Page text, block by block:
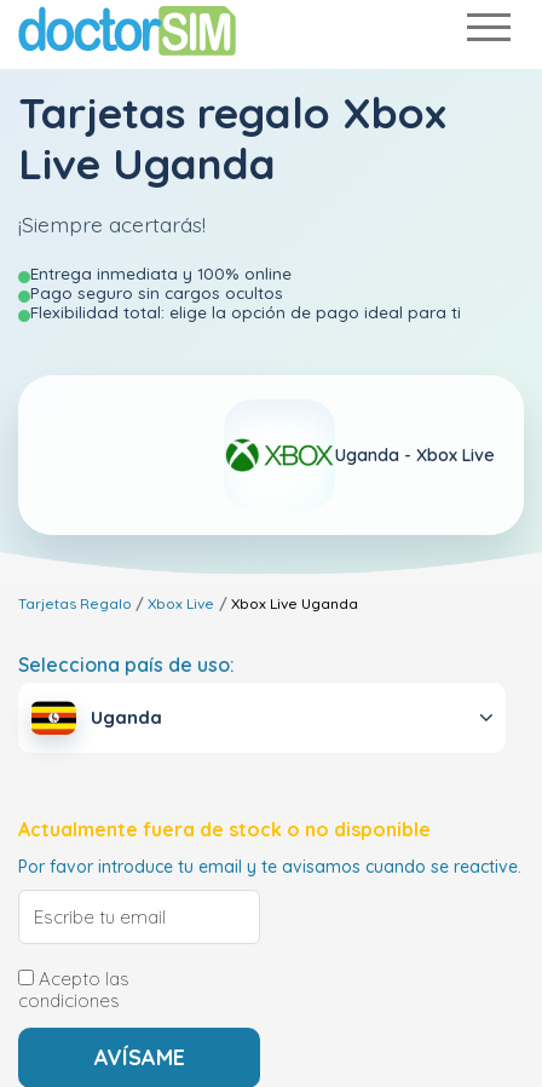
Tarjetas regalo Xbox
Live Uganda
¡Siempre acertarás!
Entrega inmediata y 100% online
Pago seguro sin cargos ocultos
Flexibilidad total: elige la opción de pago ideal para ti
Uganda - Xbox Live
Tarjetas Regalo Xbox Live Xbox Live Uganda
Selecciona país de uso:
Uganda
Actualmente fuera de stock o no disponible
Por favor introduce tu email y te avisamos cuando se reactive.
Acepto las
condiciones